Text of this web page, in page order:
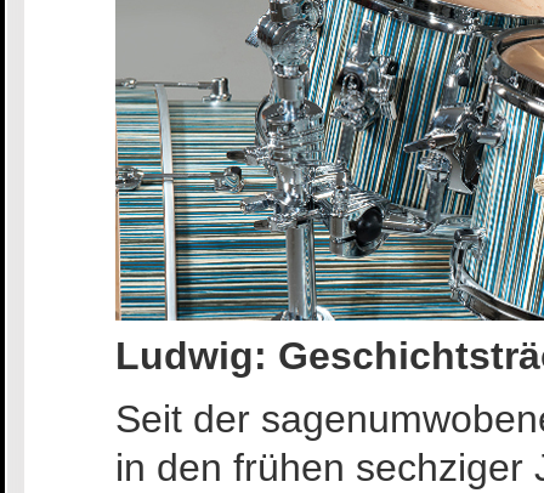
Ludwig:
Seit der
in den frühen